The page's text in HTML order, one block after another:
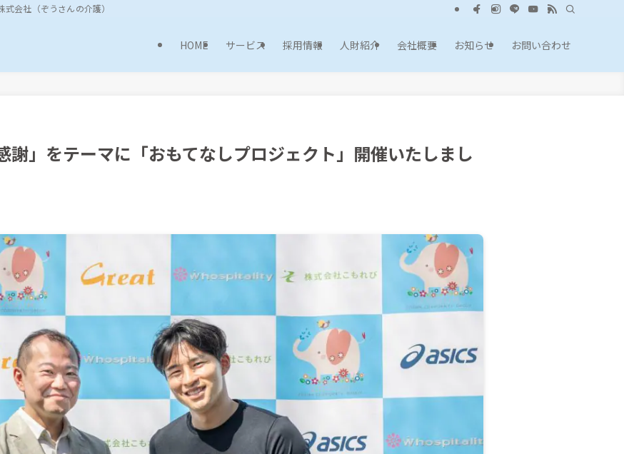
会社（ぞうさんの介護）
HOME サービス 採用情報 人財紹介 会社概要 お知らせ お問い合わせ
」をテーマに「おもてなしプロジェクト」開催いたしまし